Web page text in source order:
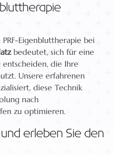
Eigenbluttherapie bei
bedeutet, sich für eine
die Ihre
Unsere erfahrenen
diese Technik
nach
zu optimieren.
erleben Sie den